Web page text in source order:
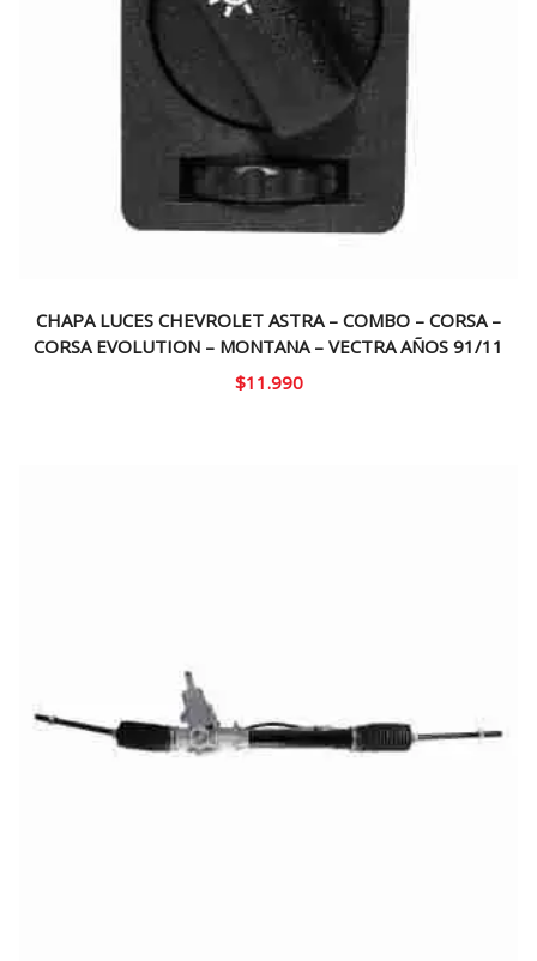
CHAPA LUCES CHEVROLET ASTRA – COMBO – CORSA –
CORSA EVOLUTION – MONTANA – VECTRA AÑOS 91/11
$11.990